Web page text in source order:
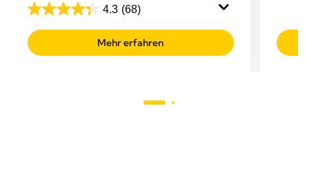
ganzen Welt.
4.3 (68)
4.3
von
5
Mehr erfahren
147